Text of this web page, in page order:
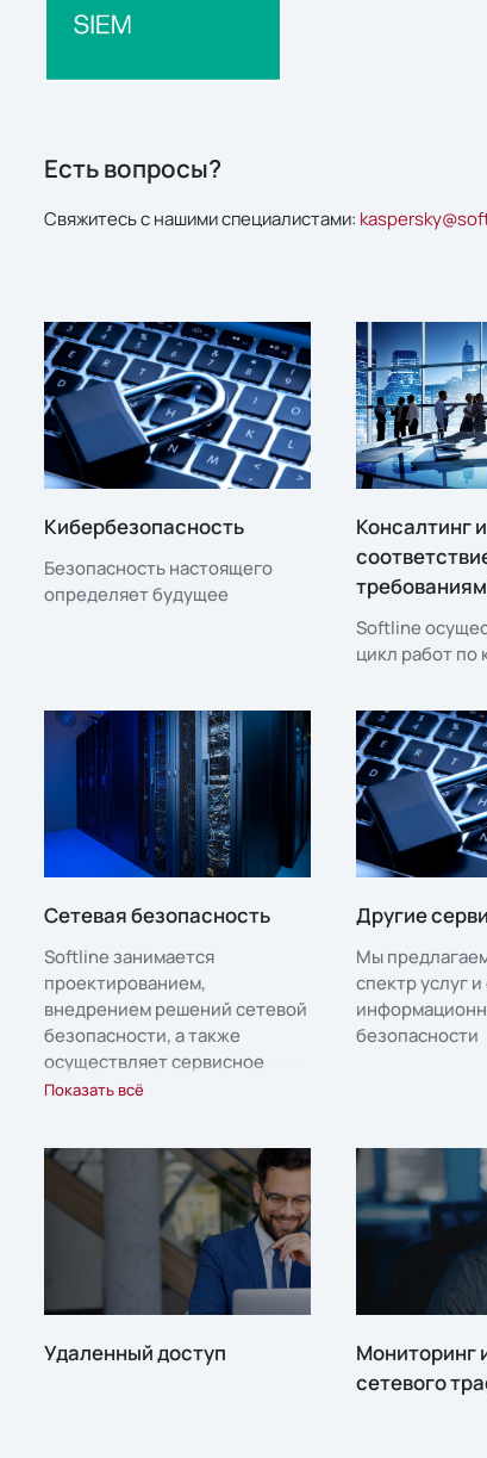
Есть вопросы?
Свяжитесь с нашими специалистами:
Кибербезопасность
Безопасность настоящего
определяет будущее
Консалтинг и
Softline
цикл работ по
Сетевая безопасность
Softline занимается
проектированием,
внедрением решений сетевой
безопасности, а также
осуществляет сервисное
сопровождение.
Показать всё
Другие
Мы
спектр услуг
безопасности
Удаленный доступ
Мониторинг
сетевого